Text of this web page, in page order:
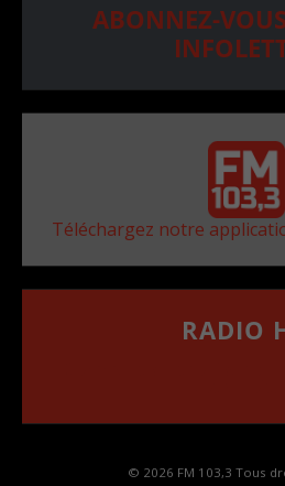
ABONNEZ-
Téléchargez notre
RADIO
© 2026 FM 103,3 Tous